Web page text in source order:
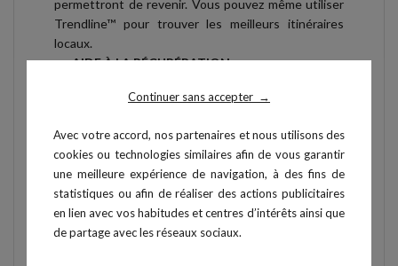
Continuer sans accepter →
Avec votre accord, nos partenaires et nous utilisons des
cookies ou technologies similaires afin de vous garantir
une meilleure expérience de navigation, à des fins de
statistiques ou afin de réaliser des actions publicitaires
en lien avec vos habitudes et centres d’intérêts ainsi que
de partage avec les réseaux sociaux.
permettront de revenir. Vous pouvez même utiliser
Trendline™ pour trouver les meilleurs itinéraires
locaux.
AIDE À LA RÉCUPÉRATION
avant votre prochain entraînement intensif en
SUIVI DU SOMMEIL ET SCORE DE SOMMEIL
Comprenez comment votre corps récupère grâce au
score de sommeil, à la répartition des phases de
sommeil et à des données détaillées pour améliorer
la qualité de votre sommeil.